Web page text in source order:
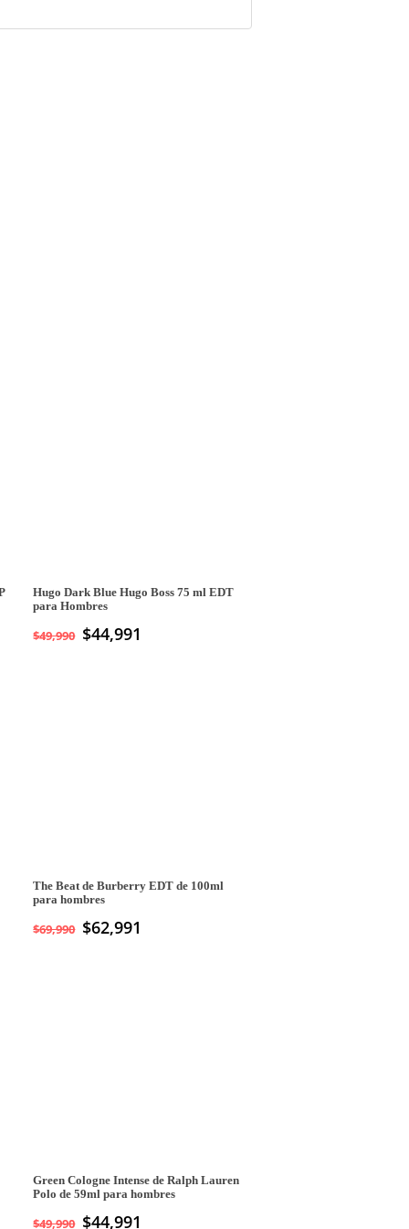
Hugo Dark Blue Hugo Boss 75 ml EDT
para Hombres
$49,990 $44,991
The Beat de Burberry EDT de 100ml
para hombres
$69,990 $62,991
Green Cologne Intense de Ralph Lauren
Polo de 59ml para hombres
$49,990 $44,991